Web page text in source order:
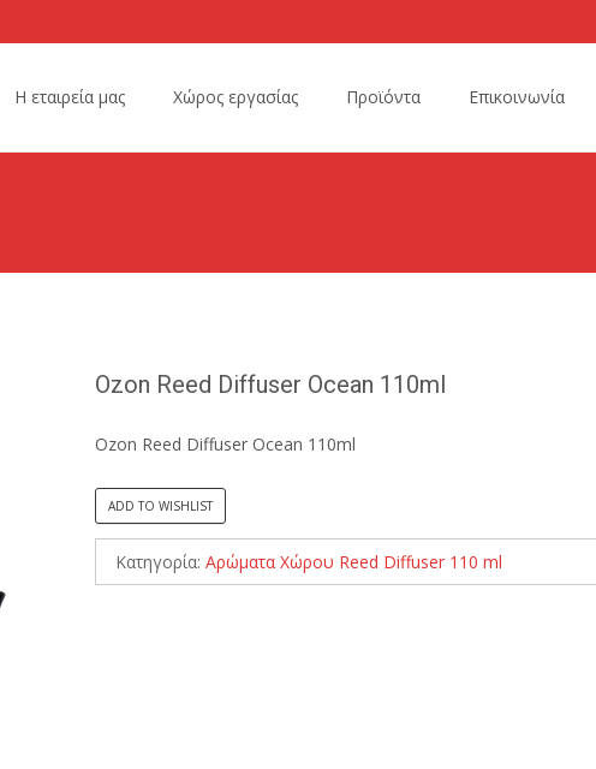
Η εταιρεία μας Χώρος εργασίας Προϊόντα Επικοινωνία
Ozon Reed Diffuser Ocean 110ml
Ozon Reed Diffuser Ocean 110ml
ADD TO WISHLIST
Κατηγορία: Αρώματα Χώρου Reed Diffuser 110 ml